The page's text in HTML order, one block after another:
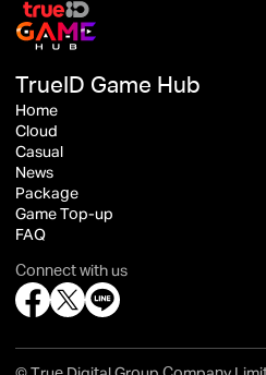
TrueID Game Hub
Home
Cloud
Casual
News
Package
Game Top-up
FAQ
Connect with us